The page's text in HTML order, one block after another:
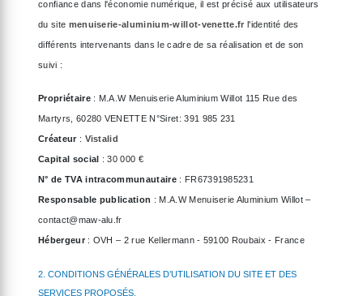
confiance dans l'économie numérique, il est précisé aux utilisateurs
du site menuiserie-aluminium-willot-venette.fr l'identité des
différents intervenants dans le cadre de sa réalisation et de son
suivi :
Propriétaire: M.A.W Menuiserie Aluminium Willot 115 Rue des
Martyrs, 60280 VENETTE N°Siret: 391 985 231
Créateur : Vistalid
Capital social : 30 000 €
N° de TVA intracommunautaire: FR67391985231
Responsable publication : M.A.W Menuiserie Aluminium Willot –
contact@maw-alu.fr
Hébergeur: OVH – 2 rue Kellermann - 59100 Roubaix - France
2. CONDITIONS GÉNÉRALES D’UTILISATION DU SITE ET DES
SERVICES PROPOSÉS.